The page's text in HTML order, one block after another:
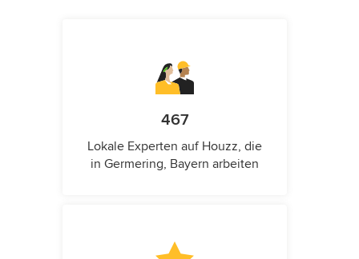
467
Lokale Experten auf Houzz, die
in Germering, Bayern arbeiten